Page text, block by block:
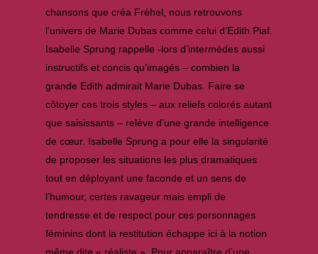
chansons que créa Fréhel, nous retrouvons
l’univers de Marie Dubas comme celui d’Edith Piaf.
Isabelle Sprung rappelle -lors d’intermèdes aussi
instructifs et concis qu’imagés – combien la
grande Edith admirait Marie Dubas. Faire se
côtoyer ces trois styles – aux reliefs colorés autant
que saisissants – relève d’une grande intelligence
de cœur. Isabelle Sprung a pour elle la singularité
de proposer les situations les plus dramatiques
tout en déployant une faconde et un sens de
l’humour, certes ravageur mais empli de
tendresse et de respect pour ces personnages
féminins dont la restitution échappe ici à la notion